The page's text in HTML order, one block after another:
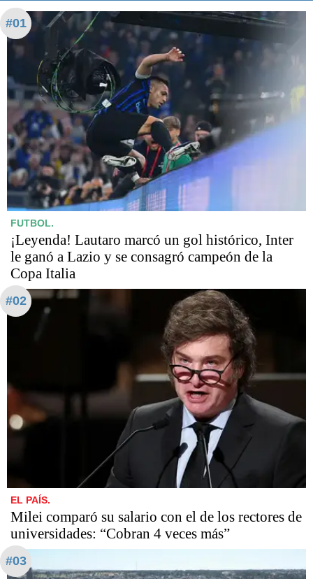
#01
FUTBOL.
¡Leyenda! Lautaro marcó un gol histórico, Inter
le ganó a Lazio y se consagró campeón de la
Copa Italia
#02
EL PAÍS.
Milei comparó su salario con el de los rectores de
universidades: “Cobran 4 veces más”
#03